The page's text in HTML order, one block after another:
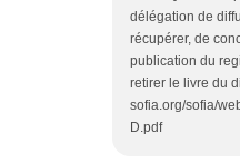
délégation de
récupérer, de
publication du
retirer le livre du
sofia.org/sofia/
D.pdf